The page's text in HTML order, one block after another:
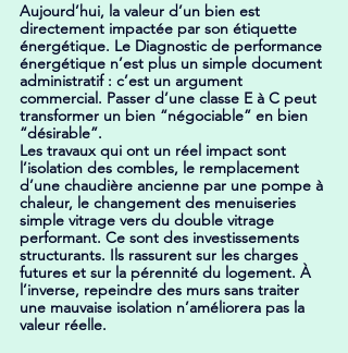
Aujourd’hui, la valeur d’un bien est
directement impactée par son étiquette
énergétique. Le Diagnostic de performance
énergétique n’est plus un simple document
administratif : c’est un argument
commercial. Passer d’une classe E à C peut
transformer un bien “négociable” en bien
“désirable”.
Les travaux qui ont un réel impact sont
l’isolation des combles, le remplacement
d’une chaudière ancienne par une pompe à
chaleur, le changement des menuiseries
simple vitrage vers du double vitrage
performant. Ce sont des investissements
structurants. Ils rassurent sur les charges
futures et sur la pérennité du logement. À
l’inverse, repeindre des murs sans traiter
une mauvaise isolation n’améliorera pas la
valeur réelle.